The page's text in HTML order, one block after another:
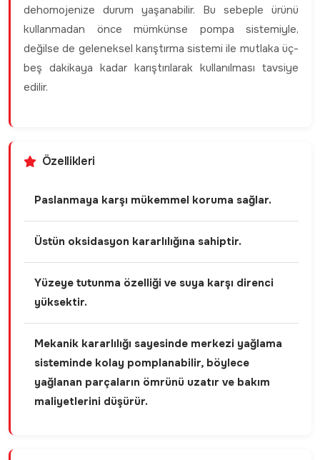
dehomojenize durum yaşanabilir. Bu sebeple ürünü
kullanmadan önce mümkünse pompa sistemiyle,
değilse de geleneksel karıştırma sistemi ile mutlaka üç-
beş dakikaya kadar karıştırılarak kullanılması tavsiye
edilir.
Özellikleri
Paslanmaya karşı mükemmel koruma sağlar.
Üstün oksidasyon kararlılığına sahiptir.
Yüzeye tutunma özelliği ve suya karşı direnci
yüksektir.
Mekanik kararlılığı sayesinde merkezi yağlama
sisteminde kolay pomplanabilir, böylece
yağlanan parçaların ömrünü uzatır ve bakım
maliyetlerini düşürür.